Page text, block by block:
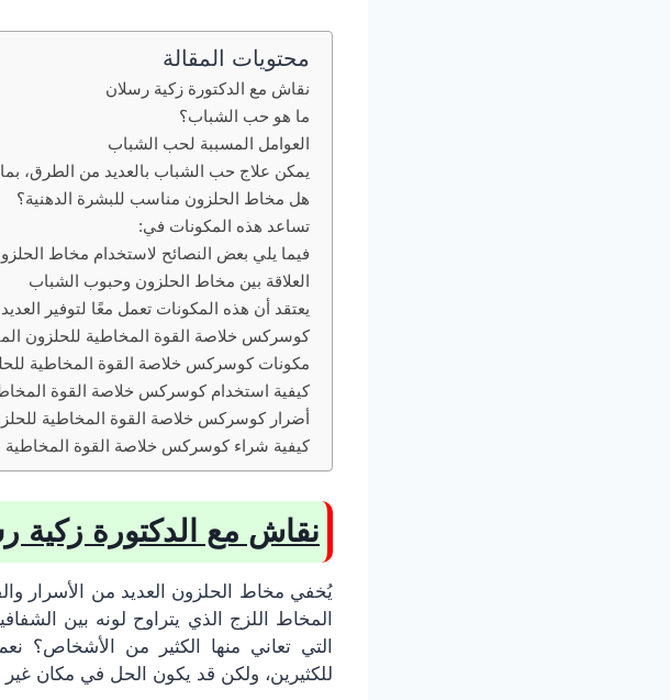
محتويات المقالة
نقاش مع الدكتورة زكية رسلان
ما هو حب الشباب؟
العوامل المسببة لحب الشباب
يمكن علاج حب الشباب بالعديد من الطرق،
هل مخاط الحلزون مناسب للبشرة الدهنية؟
تساعد هذه المكونات في:
فيما يلي بعض النصائح لاستخدام مخاط
العلاقة بين مخاط الحلزون وحبوب الشباب
يعتقد أن هذه المكونات تعمل معًا لتوفير
كوسركس خلاصة القوة المخاطية للحلزون
مكونات كوسركس خلاصة القوة المخاطية
كيفية استخدام كوسركس خلاصة القوة المخاطية
أضرار كوسركس خلاصة القوة المخاطية للحلزون
كيفية شراء كوسركس خلاصة القوة المخاطية
نقاش مع الدكتورة زكية
يُخفي مخاط الحلزون العديد من الأسرار
المخاط اللزج الذي يتراوح لونه بين
التي تعاني منها الكثير من
للكثيرين، ولكن قد يكون الحل في مكان غير